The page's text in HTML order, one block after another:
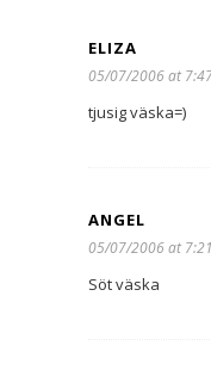
ELIZA
05/07/2006 at
tjusig väska=)
ANGEL
05/07/2006 at
Söt väska